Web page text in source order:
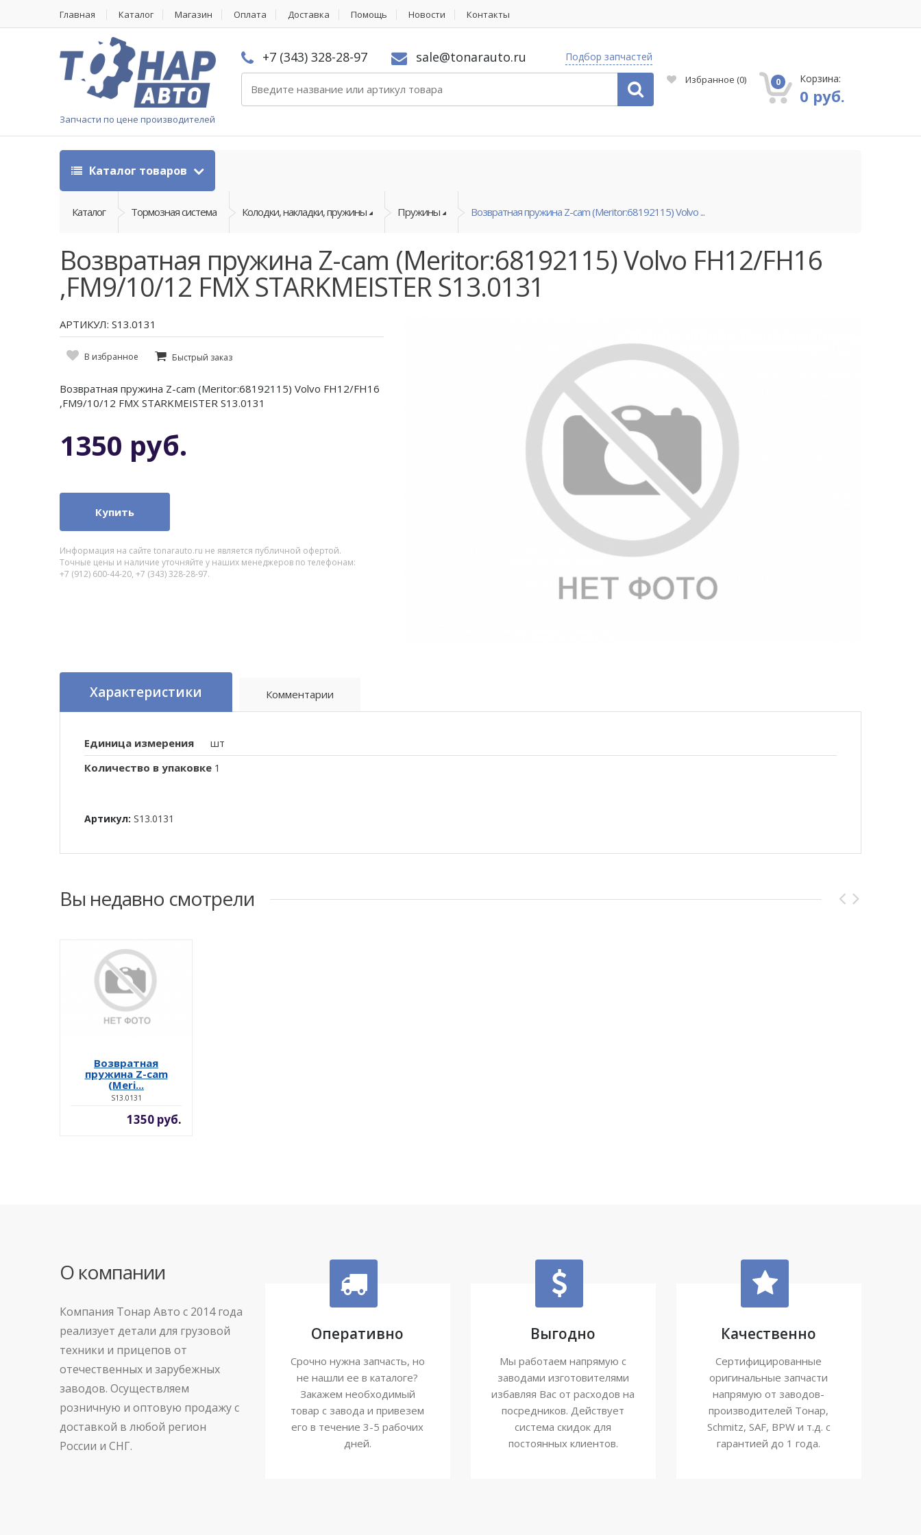
Главная Каталог Магазин Оплата Доставка Помощь Новости Контакты
Запчасти по цене производителей
+7 (343) 328-28-97 sale@tonarauto.ru Подбор запчастей
Избранное (0) 0 Корзина:
0 руб.
Каталог товаров
Каталог Тормозная система Колодки, накладки, пружины Пружины Возвратная пружина Z-cam (Meritor:68192115) Volvo ...
Возвратная пружина Z-cam (Meritor:68192115) Volvo FH12/FH16
,FM9/10/12 FMX STARKMEISTER S13.0131
АРТИКУЛ: S13.0131
В избранное Быстрый заказ
Возвратная пружина Z-cam (Meritor:68192115) Volvo FH12/FH16
,FM9/10/12 FMX STARKMEISTER S13.0131
1350 руб.
Купить
Информация на сайте tonarauto.ru не является публичной офертой.
Точные цены и наличие уточняйте у наших менеджеров по телефонам:
+7 (912) 600-44-20, +7 (343) 328-28-97.
Характеристики Комментарии
Единица измерения
шт
Количество в упаковке 1
Артикул: S13.0131
Вы недавно смотрели
Возвратная
пружина Z-cam
(Meri...
S13.0131
1350 руб.
О компании
Компания Тонар Авто с 2014 года
реализует детали для грузовой
техники и прицепов от
отечественных и зарубежных
заводов. Осуществляем
розничную и оптовую продажу с
доставкой в любой регион
России и СНГ.
Оперативно
Срочно нужна запчасть, но
не нашли ее в каталоге?
Закажем необходимый
товар с завода и привезем
его в течение 3-5 рабочих
дней.
Выгодно
Мы работаем напрямую с
заводами изготовителями
избавляя Вас от расходов на
посредников. Действует
система скидок для
постоянных клиентов.
Качественно
Сертифицированные
оригинальные запчасти
напрямую от заводов-
производителей Тонар,
Schmitz, SAF, BPW и т.д. с
гарантией до 1 года.